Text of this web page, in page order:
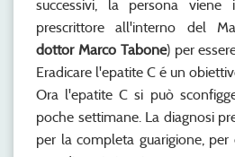
successivi, la persona viene
prescrittore all'interno del
dottor Marco Tabone) per
Eradicare l'epatite C é un
Ora l'epatite C si può
poche settimane. La diagnosi
per la completa guarigione,